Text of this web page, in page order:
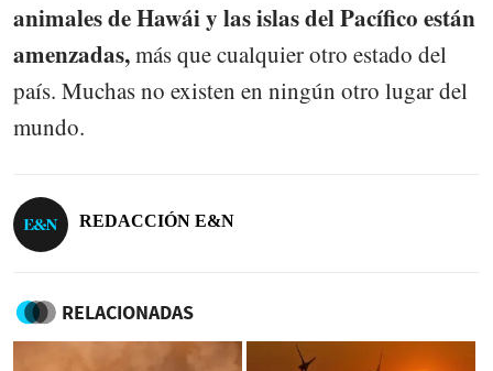
animales de Hawái y las islas del Pacífico están
amenzadas,más que cualquier otro estado del
país. Muchas no existen en ningún otro lugar del
mundo.
REDACCIÓN E&N
RELACIONADAS